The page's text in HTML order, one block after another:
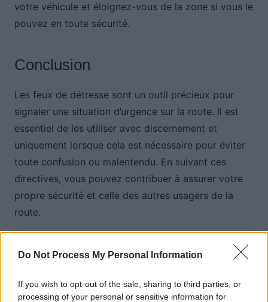
Do Not Process My Personal Information
If you wish to opt-out of the sale, sharing to third parties, or
processing of your personal or sensitive information for
votre véhicule et éloignez-vous de la zone si vous le
pouvez en toute sécurité.
Conclusion
Les feux de détresse sont un outil précieux pour
signaler une situation d’urgence sur la route. Il est
essentiel de les utiliser avec discernement et
uniquement lorsque cela est nécessaire pour éviter
toute confusion ou malentendu. En suivant ces
directives, vous pouvez contribuer à assurer votre
propre sécurité et celle des autres usagers de la
route.
Auto Pour Vous